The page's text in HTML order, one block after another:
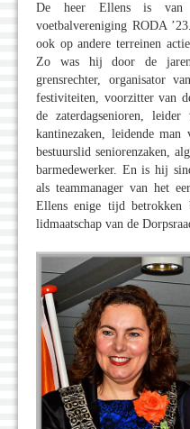
De heer Ellens is van
voetbalvereniging RODA
ook op andere terreinen
Zo was hij door de
grensrechter, organisator
festiviteiten, voorzitter van
de zaterdagsenioren,
kantinezaken, leidende man
bestuurslid seniorenzaken,
barmedewerker. En is hij
als teammanager van het
Ellens enige tijd
lidmaatschap van de